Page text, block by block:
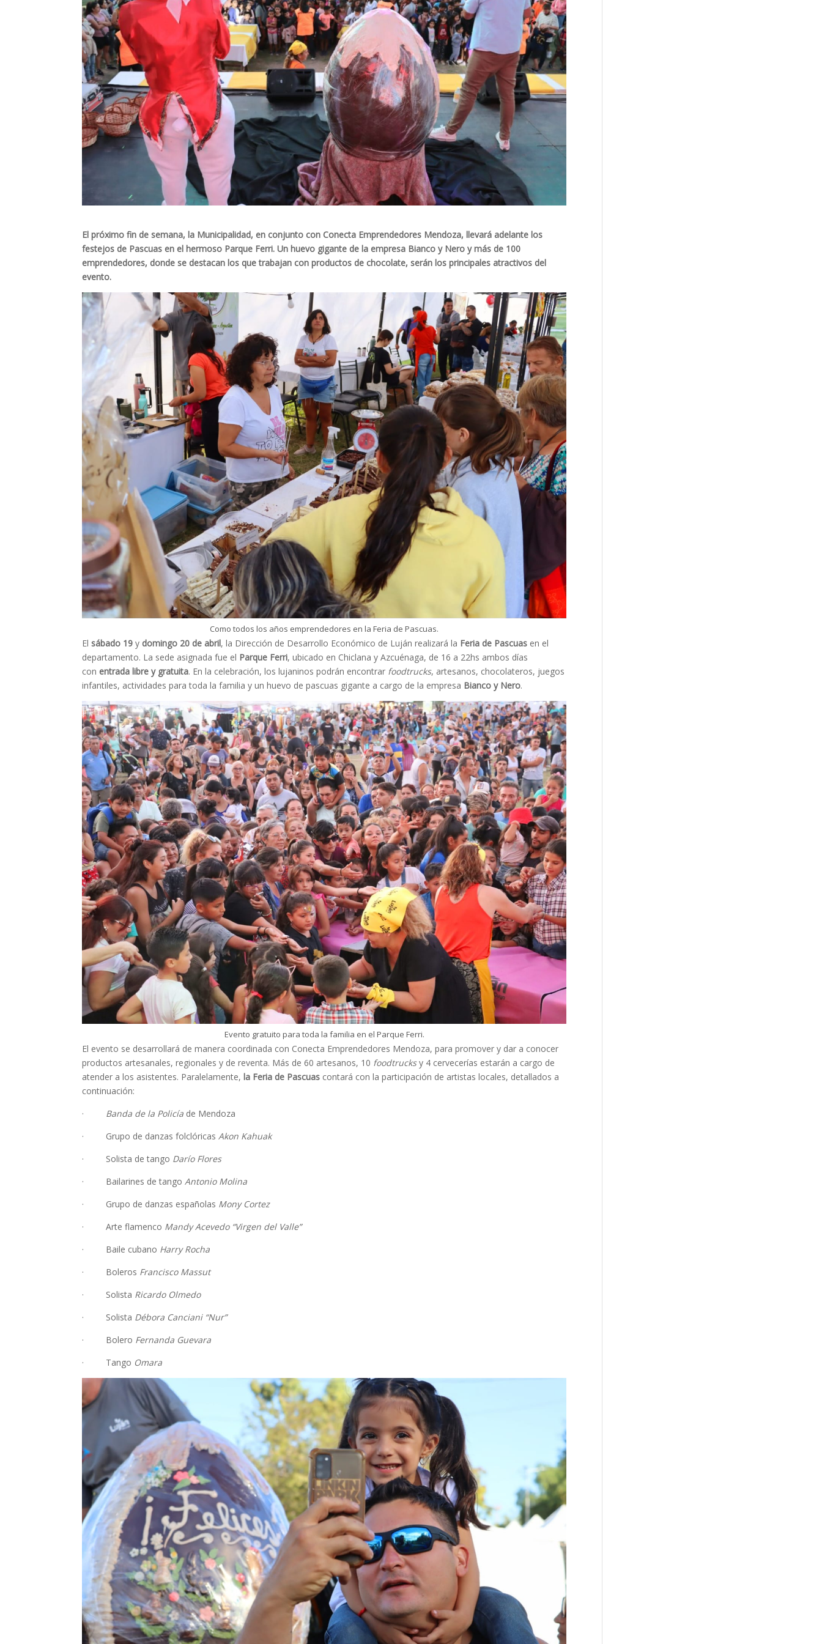
El próximo fin de semana, la Municipalidad, en conjunto con Conecta Emprendedores Mendoza, llevará adelante los
festejos de Pascuas en el hermoso Parque Ferri. Un huevo gigante de la empresa Bianco y Nero y más de 100
emprendedores, donde se destacan los que trabajan con productos de chocolate, serán los principales atractivos del
evento.
Como todos los años emprendedores en la Feria de Pascuas.
Elsábado 19 y domingo 20 de abril, la Dirección de Desarrollo Económico de Luján realizará la Feria de Pascuas en el
departamento. La sede asignada fue el Parque Ferri, ubicado en Chiclana y Azcuénaga, de 16 a 22hs ambos días
con entrada libre y gratuita. En la celebración, los lujaninos podrán encontrar foodtrucks, artesanos, chocolateros, juegos
infantiles, actividades para toda la familia y un huevo de pascuas gigante a cargo de la empresa Bianco y Nero.
Evento gratuito para toda la familia en el Parque Ferri.
El evento se desarrollará de manera coordinada con Conecta Emprendedores Mendoza, para promover y dar a conocer
productos artesanales, regionales y de reventa. Más de 60 artesanos, 10 foodtrucksy 4 cervecerías estarán a cargo de
atender a los asistentes. Paralelamente, la Feria de Pascuas contará con la participación de artistas locales, detallados a
continuación:
· Banda de la Policía de Mendoza
· Grupo de danzas folclóricasAkon Kahuak
· Solista de tango Darío Flores
· Bailarines de tangoAntonio Molina
· Grupo de danzas españolas Mony Cortez
· Arte flamenco Mandy Acevedo “Virgen del Valle”
· Baile cubano Harry Rocha
· Boleros Francisco Massut
· Solista Ricardo Olmedo
· Solista Débora Canciani “Nur”
· Bolero Fernanda Guevara
· Tango Omara